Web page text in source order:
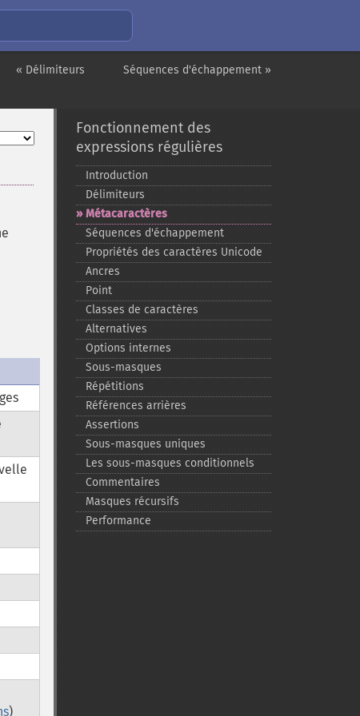
Séquences d'échappement »
« Délimiteurs
)
Fonctionnement des
expressions régulières
Introduction
Délimiteurs
Métacaractères
Séquences d'échappement
Propriétés des caractères Unicode
Ancres
Point
Classes de caractères
Alternatives
Options internes
Sous-​masques
Répétitions
Références arrières
Assertions
Sous-​masques uniques
Les sous-​masques conditionnels
Commentaires
Masques récursifs
Performance